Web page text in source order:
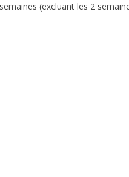
(excluant les 2